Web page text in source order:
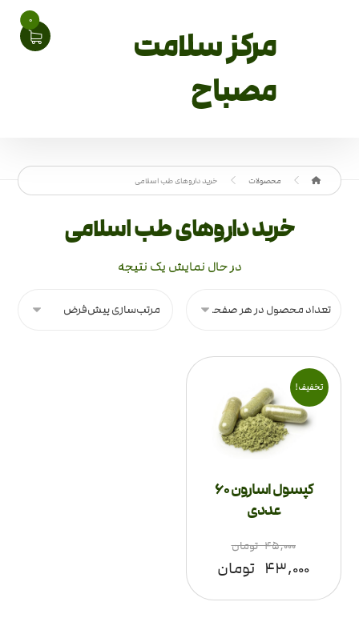
مرکز سلامت
مصباح
0
محصولات خرید داروهای طب اسلامی
خرید داروهای طب اسلامی
در حال نمایش یک نتیجه
کپسول اسارون 60
عددی
۴۵,۰۰۰ تومان
۴۳,۰۰۰ تومان
تخفیف!